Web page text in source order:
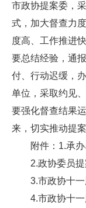
市政协提案委，
式，加大督查力
度高、工作推进
要总结经验，通
付、行动迟缓，
单位，采取约见
要强化督查结果
来，切实推动提
附件：1.承
2.政协委员
3.市政协十
4.市政协十